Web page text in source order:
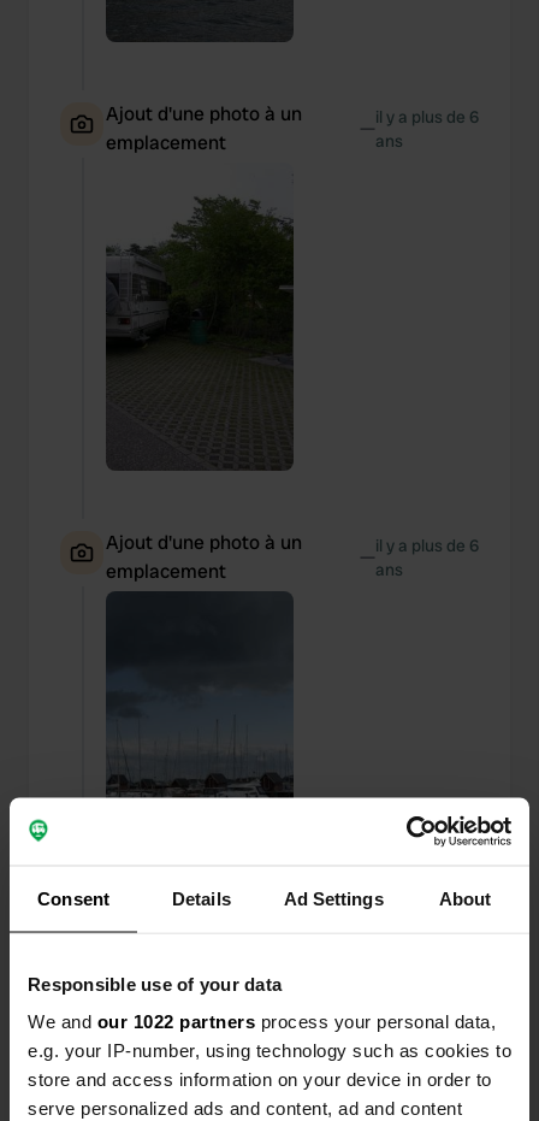
Consent Details Ad Settings About
Responsible use of your data
We and our 1022 partners process your personal data,
e.g. your IP-number, using technology such as cookies to
store and access information on your device in order to
serve personalized ads and content, ad and content
Ajout d'une photo à un
emplacement
—il y a plus de 6
ans
Ajout d'une photo à un
emplacement
—il y a plus de 6
ans
emplacement